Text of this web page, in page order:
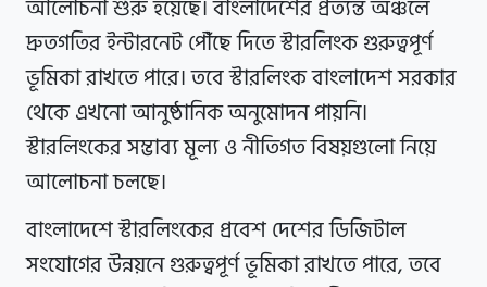
আলোচনা শুরু হয়েছে। বাংলাদেশের প্রত্যন্ত অঞ্চলে
দ্রুতগতির ইন্টারনেট পৌঁছে দিতে স্টারলিংক গুরুত্বপূর্ণ
ভূমিকা রাখতে পারে। তবে স্টারলিংক বাংলাদেশ সরকার
থেকে এখনো আনুষ্ঠানিক অনুমোদন পায়নি।
স্টারলিংকের সম্ভাব্য মূল্য ও নীতিগত বিষয়গুলো নিয়ে
আলোচনা চলছে।
বাংলাদেশে স্টারলিংকের প্রবেশ দেশের ডিজিটাল
সংযোগের উন্নয়নে গুরুত্বপূর্ণ ভূমিকা রাখতে পারে, তবে